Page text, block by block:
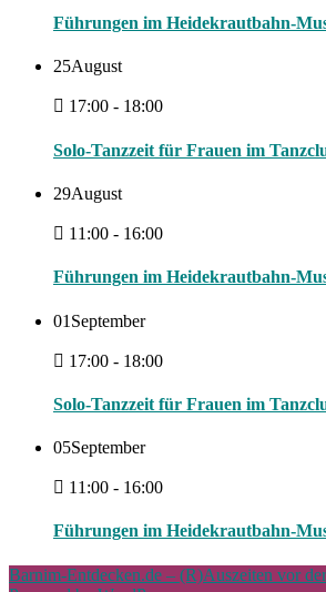
Führungen im Heidekrautbahn-
25August
17:00 - 18:00
Solo-Tanzzeit für Frauen im
29August
11:00 - 16:00
Führungen im Heidekrautbahn-
01 September
17:00 - 18:00
Solo-Tanzzeit für Frauen im
05September
11:00 - 16:00
Führungen im Heidekrautbahn-
Barnim-Entdecken.de – (R)Auszeiten vor